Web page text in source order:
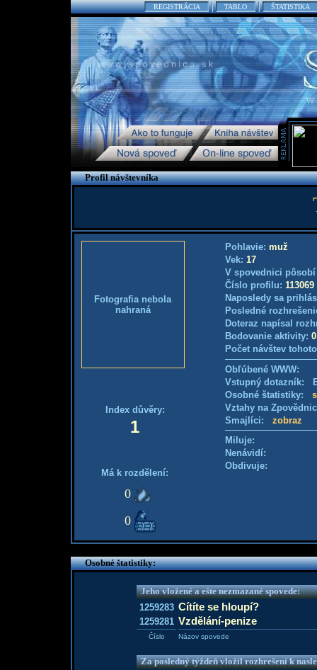
REGISTRÁCIA TABLO ŠTATISTIKA
Profil návštevníka
Fotografia nebola
nahraná
Index důvěry:
1
Má k rozdělení:
0
0
Pohlavie: muž
Vek: 17
V spovednici
Číslo profilu: 113069
Naposledy sa
Posledné
Doteraz napísal
Bodovanie aktivity:
Počet návštev
Obľúbené WWW:
Vstupný dotazník:
Osobné štatistiky:
Vztahy na
Smajlíci: zobraz
Miluje:
Nenávidí:
Obdivuje:
Osobné štatistiky:
Jeho vložené a ešte nezmazané spovede:
1259283 Cítíte se hloupí?
1259281 Vzdělání-penize
Číslo Názov spovede
Za posledný týždeň vložil rozhrešení k